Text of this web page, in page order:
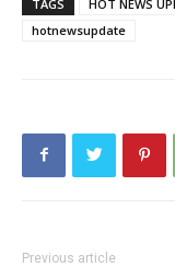
TAGS HOT NEWS
hotnewsupdate
Previous article